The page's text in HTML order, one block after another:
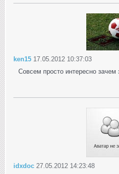
ken15 17.05.2012 10:37:03
Совсем просто интересно зачем
idxdoc 27.05.2012 14:23:48